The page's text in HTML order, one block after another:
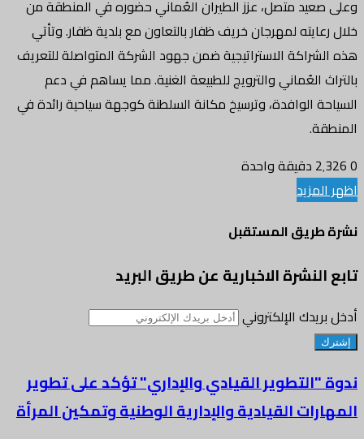
وعلى صعيد متصل، عزز الطيران العُماني حضوره في المنطقة من
خلال رعايته لمهرجان خريف ظفار بالتعاون مع بلدية ظفار. وتأتي
هذه الشراكة الاستراتيجية ضمن جهود الشركة المتواصلة للتعريف
بالتراث العُماني والترويج للطبيعة الغنية. مما يساهم في دعم
السياحة الوافدة، وترسيخ مكانة السلطنة كوجهة سياحية رائدة في
المنطقة.
0
دقيقة واحدة
اظهر المزيد
نشرة طريق المستقبل
تابع النشرة الاخبارية عن طريق البريد
أدخل بريدك الإلكتروني
ندوة "التطوير القيادي والإداري" تؤكد على تطوير
المهارات القيادية والإدارية الوطنية وتمكين المرأة